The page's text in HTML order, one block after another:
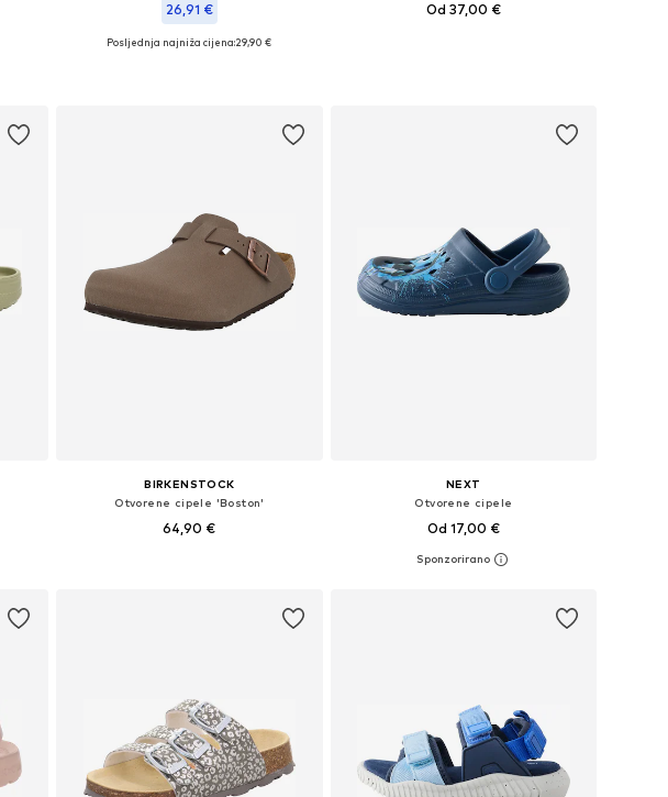
26,91 €
Dostupne veličine: 28, 30, 33, 34
Posljednja najniža cijena:29,90 €
Od 37,00 €
BIRKENSTOCK
Otvorene cipele 'Boston'
64,90 €
NEXT
Otvorene cipele
Od 17,00 €
+ 2
Dostupno u više veličina